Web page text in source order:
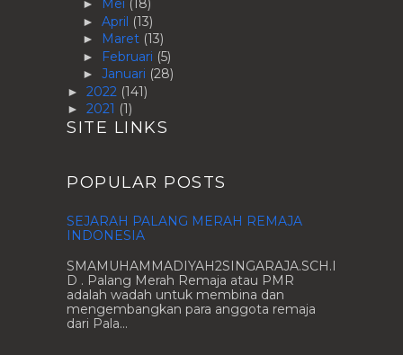
► Mei (18)
► April (13)
► Maret (13)
► Februari (5)
► Januari (28)
► 2022 (141)
► 2021 (1)
SITE LINKS
POPULAR POSTS
SEJARAH PALANG MERAH REMAJA
INDONESIA
SMAMUHAMMADIYAH2SINGARAJA.SCH.I
D . Palang Merah Remaja atau PMR
adalah wadah untuk membina dan
mengembangkan para anggota remaja
dari Pala...